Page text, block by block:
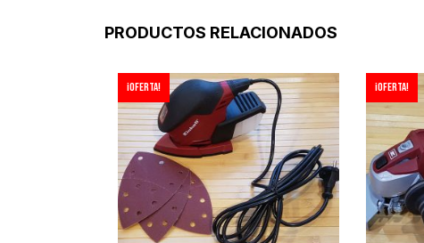
PRODUCTOS RELACIONADOS
¡Oferta! ¡Oferta!